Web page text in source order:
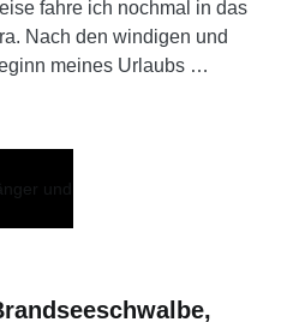
fahre ich nochmal in das
Nach den windigen und
meines Urlaubs …